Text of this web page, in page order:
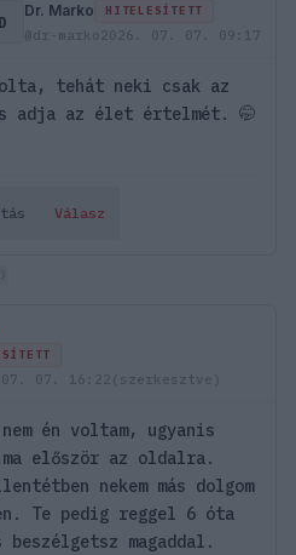
D
Dr. Marko HITELESÍTETT
@dr-marko2026. 07. 07. 09:17
tehát neki csak az
adja az élet értelmét. 🤭
Válasz
07. 16:22 (szerkesztve)
én voltam, ugyanis
először az oldalra.
nekem más dolgom
Te pedig reggel 6 óta
magaddal.